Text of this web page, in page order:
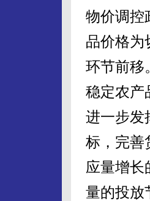
物价调控
品价格为
环节前移
稳定农产
进一步发
标，完善
应量增长
量的投放